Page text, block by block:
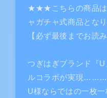
に
ひ
と
つ
け
の
楽
に
ひ
と
つ
け
の
楽
★★★こちらの商品は
ャガチャ式商品と
【必ず最後までお読
つぎはぎブランド『
ルコラボが実現
U様ならではの一枚